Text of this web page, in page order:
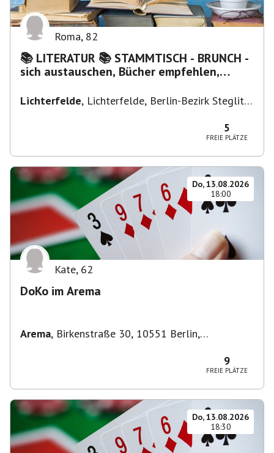
Roma, 82
📚 LITERATUR 📚 STAMMTISCH - BRUNCH -
sich austauschen, Bücher empfehlen,
Lichterfelde, Lichterfelde, Berlin-Bezirk Steglitz-
5
FREIE PLÄTZE
Do, 13.08.2026
18:00
Kate, 62
DoKo im Arema
Arema, Birkenstraße 30, 10551 Berlin,
9
FREIE PLÄTZE
Do, 13.08.2026
18:30